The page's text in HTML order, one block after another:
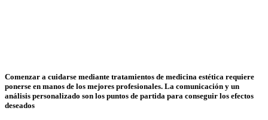
Comenzar a cuidarse mediante tratamientos de medicina estética requiere
ponerse en manos de los mejores profesionales. La comunicación y un
análisis personalizado son los puntos de partida para conseguir los efectos
deseados